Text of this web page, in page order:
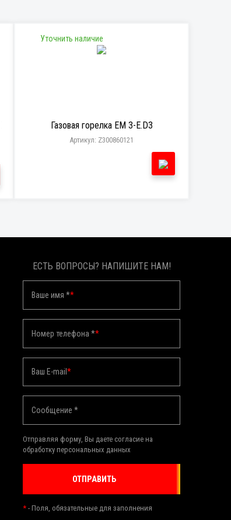
Уточнить наличие
Газовая горелка EM 3-E.D3
Артикул: Z300860121
ЕСТЬ ВОПРОСЫ? НАПИШИТЕ НАМ!
Ваше имя **
Номер телефона **
Ваш E-mail *
Сообщение *
Отправляя форму, Вы даете согласие на
обработку персональных данных
ОТПРАВИТЬ
* - Поля, обязательные для заполнения